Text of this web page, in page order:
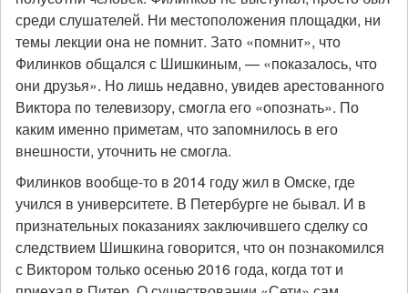
среди слушателей. Ни местоположения площадки, ни
темы лекции она не помнит. Зато «помнит», что
Филинков общался с Шишкиным, — «показалось, что
они друзья». Но лишь недавно, увидев арестованного
Виктора по телевизору, смогла его «опознать». По
каким именно приметам, что запомнилось в его
внешности, уточнить не смогла.
Филинков вообще-то в 2014 году жил в Омске, где
учился в университете. В Петербурге не бывал. И в
признательных показаниях заключившего сделку со
следствием Шишкина говорится, что он познакомился
с Виктором только осенью 2016 года, когда тот и